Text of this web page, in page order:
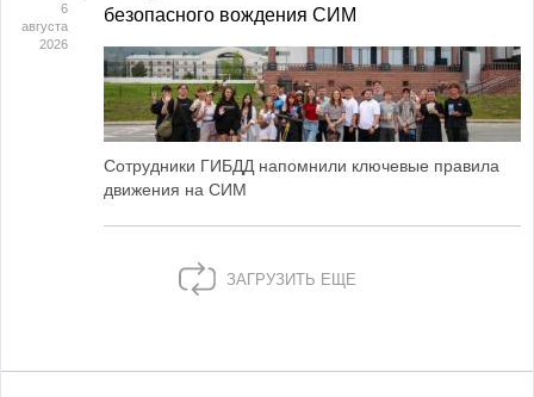
6
августа
2026
безопасного вождения СИМ
Сотрудники ГИБДД напомнили ключевые правила
движения на СИМ
ЗАГРУЗИТЬ ЕЩЕ